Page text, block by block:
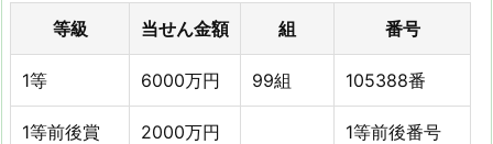
等級 当せん金額 組 番号
1等 6000万円 99組 105388番
1等前後賞 2000万円 1等前後番号